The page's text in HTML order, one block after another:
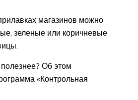
магазинов можно
зеленые или коричневые
Об этом
«Контрольная